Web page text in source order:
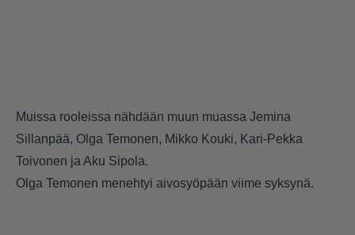
Muissa rooleissa nähdään muun muassa Jemina
Sillanpää, Olga Temonen, Mikko Kouki, Kari-Pekka
Toivonen ja Aku Sipola.
Olga Temonen menehtyi aivosyöpään viime syksynä.